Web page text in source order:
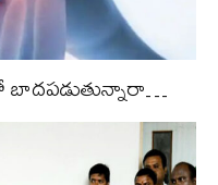
బాదపడుతున్నారా…